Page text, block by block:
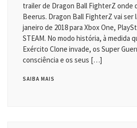
trailer de Dragon Ball FighterZ onde
Beerus. Dragon Ball FighterZ vai ser
janeiro de 2018 para Xbox One,
STEAM. No modo história, à medida
Exército Clone invade, os Super
consciência e os seus […]
SAIBA MAIS